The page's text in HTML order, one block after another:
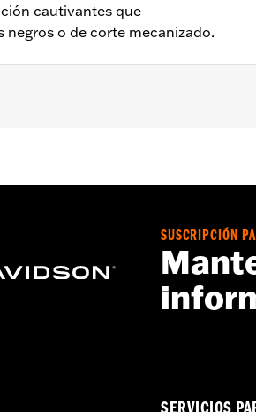
cautivantes que
o de corte mecanizado.
2025 y posteriores. La
www.h-d.com/warranty for
SUSCRIPCIÓN